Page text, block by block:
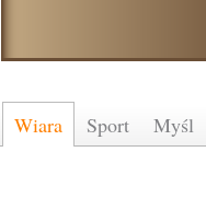
Wiara Sport Myśl